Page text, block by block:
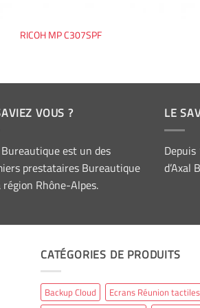
RICOH MP C307SPF
VOUS ?
est un des
prestataires Bureautique
région Rhône-Alpes.
LE
d’Axal
CATÉGORIES DE PRODUITS
Backup Cloud
Ecrans Réunion tactiles